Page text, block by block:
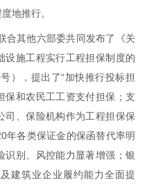
地推行。
合其他六部委共同发布了《关
设施工程实行工程担保制度的
号），提出了“加快推行投标担
保和农民工工资支付担保；支
司、保险机构作为工程担保保
年各类保证金的保函替代率明
识别、风控能力显著增强；银
建筑业企业履约能力全面提